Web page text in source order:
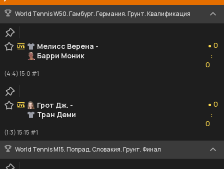
World Tennis W50. Гамбург. Германия. Грунт. Квалификация
Мелисс Верена -
Барри Моник
● 0
:
0
(4:4) 15:0 #1
Грот Дж. -
Тран Деми
● 0
:
0
(1:3) 15:15 #1
World Tennis M15. Попрад. Словакия. Грунт. Финал